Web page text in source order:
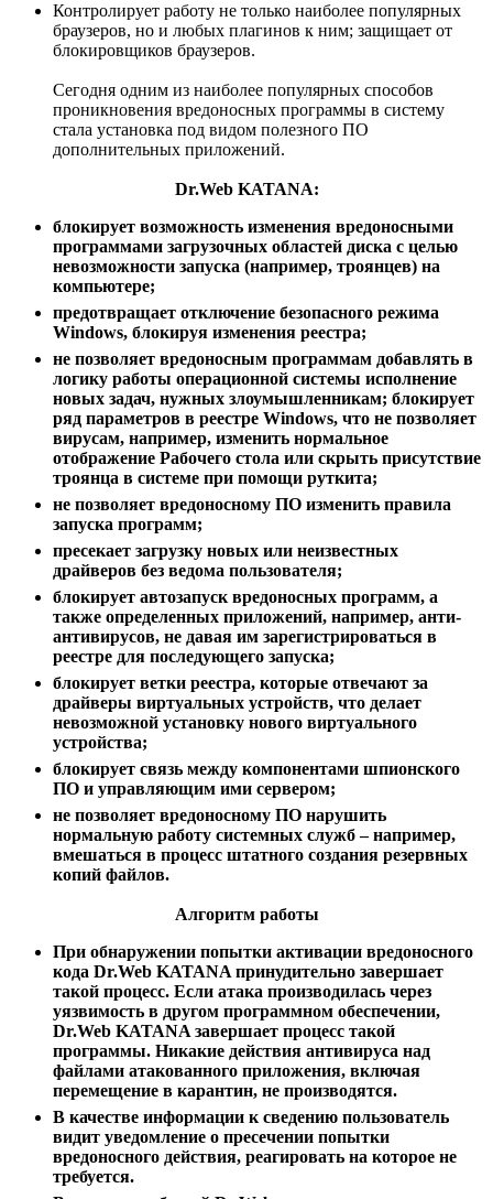
Контролирует работу не только наиболее популярных
браузеров, но и любых плагинов к ним; защищает от
блокировщиков браузеров.
Сегодня одним из наиболее популярных способов
проникновения вредоносных программы в систему
стала установка под видом полезного ПО
дополнительных приложений.
Dr.Web KATANA:
блокирует возможность изменения вредоносными
программами загрузочных областей диска с целью
невозможности запуска (например, троянцев) на
компьютере;
предотвращает отключение безопасного режима
Windows, блокируя изменения реестра;
не позволяет вредоносным программам добавлять в
логику работы операционной системы исполнение
новых задач, нужных злоумышленникам; блокирует
ряд параметров в реестре Windows, что не позволяет
вирусам, например, изменить нормальное
отображение Рабочего стола или скрыть присутствие
троянца в системе при помощи руткита;
не позволяет вредоносному ПО изменить правила
запуска программ;
пресекает загрузку новых или неизвестных
драйверов без ведома пользователя;
блокирует автозапуск вредоносных программ, а
также определенных приложений, например, анти-
антивирусов, не давая им зарегистрироваться в
реестре для последующего запуска;
блокирует ветки реестра, которые отвечают за
драйверы виртуальных устройств, что делает
невозможной установку нового виртуального
устройства;
блокирует связь между компонентами шпионского
ПО и управляющим ими сервером;
не позволяет вредоносному ПО нарушить
нормальную работу системных служб – например,
вмешаться в процесс штатного создания резервных
копий файлов.
Алгоритм работы
При обнаружении попытки активации вредоносного
кода Dr.Web KATANA принудительно завершает
такой процесс. Если атака производилась через
уязвимость в другом программном обеспечении,
Dr.Web KATANA завершает процесс такой
программы. Никакие действия антивируса над
файлами атакованного приложения, включая
перемещение в карантин, не производятся.
В качестве информации к сведению пользователь
видит уведомление о пресечении попытки
вредоносного действия, реагировать на которое не
требуется.